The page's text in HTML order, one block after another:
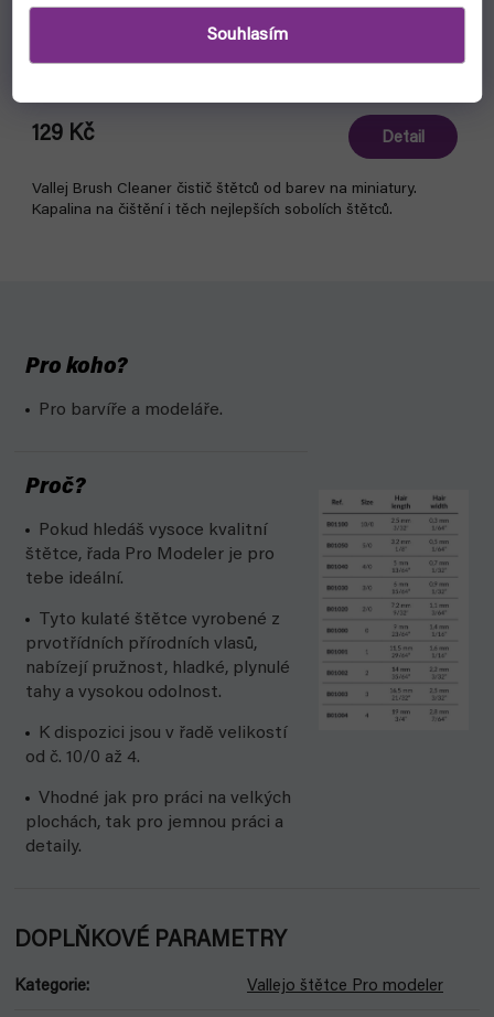
Souhlasím
Čistič štětců - Vallejo 28900 Brush Cleaner (85ml)
129 Kč Detail
Vallej Brush Cleaner čistič štětců od barev na miniatury.
Kapalina na čištění i těch nejlepších sobolích štětců.
Pro koho?
Pro barvíře a modeláře.
Proč?
Pokud hledáš vysoce kvalitní
štětce, řada Pro Modeler je pro
tebe ideální.
Tyto kulaté štětce vyrobené z
prvotřídních přírodních vlasů,
nabízejí pružnost, hladké, plynulé
tahy a vysokou odolnost.
K dispozici jsou v řadě velikostí
od č. 10/0 až 4.
Vhodné jak pro práci na velkých
plochách, tak pro jemnou práci a
detaily.
DOPLŇKOVÉ PARAMETRY
Kategorie: Vallejo štětce Pro modeler